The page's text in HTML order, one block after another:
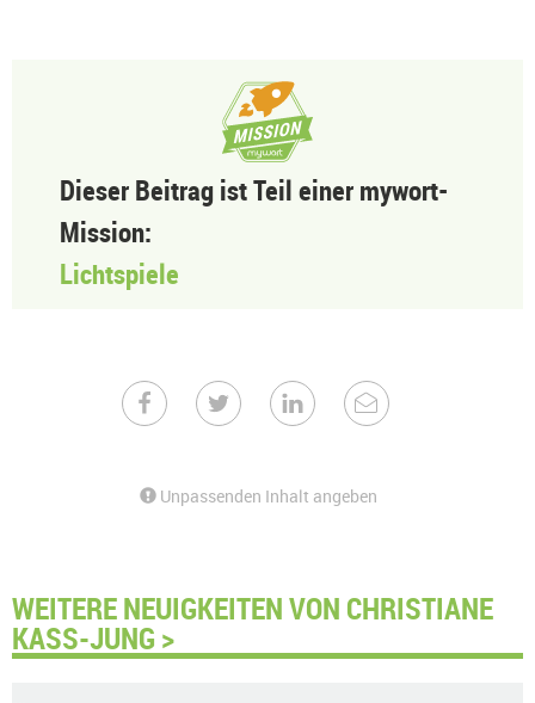
Dieser Beitrag ist Teil einer mywort-
Mission:
Lichtspiele
Unpassenden Inhalt angeben
WEITERE NEUIGKEITEN VON CHRISTIANE
KASS-JUNG >